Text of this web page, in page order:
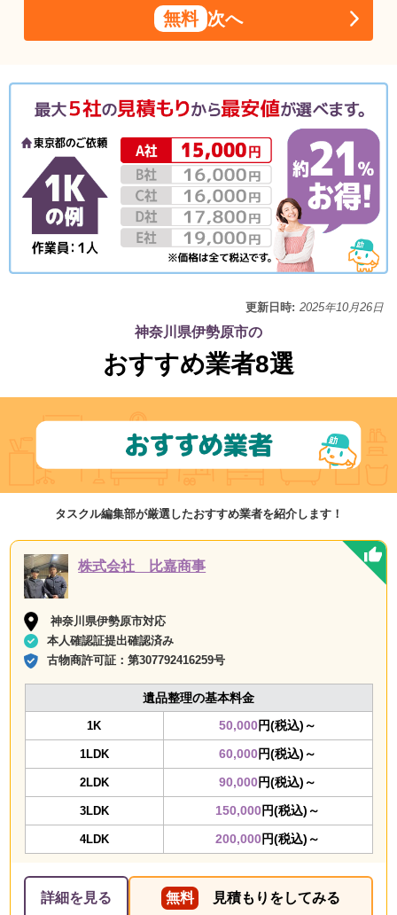
無料 次へ
更新日時: 2025年10月26日
神奈川県伊勢原市の
おすすめ業者8選
タスクル編集部が厳選したおすすめ業者を紹介します！
株式会社 比嘉商事
神奈川県伊勢原市対応
本人確認証提出確認済み
古物商許可証：第307792416259号
遺品整理の基本料金
1K 50,000円(税込)～
1LDK 60,000円(税込)～
2LDK 90,000円(税込)～
3LDK 150,000円(税込)～
4LDK 200,000円(税込)～
詳細を見る 無料 見積もりをしてみる